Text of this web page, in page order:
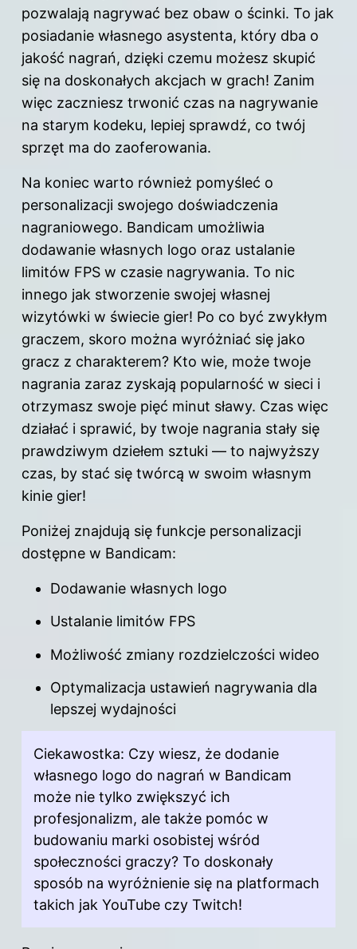
pozwalają nagrywać bez obaw o ścinki. To jak
posiadanie własnego asystenta, który dba o
jakość nagrań, dzięki czemu możesz skupić
się na doskonałych akcjach w grach! Zanim
więc zaczniesz trwonić czas na nagrywanie
na starym kodeku, lepiej sprawdź, co twój
sprzęt ma do zaoferowania.
Na koniec warto również pomyśleć o
personalizacji swojego doświadczenia
nagraniowego. Bandicam umożliwia
dodawanie własnych logo oraz ustalanie
limitów FPS w czasie nagrywania. To nic
innego jak stworzenie swojej własnej
wizytówki w świecie gier! Po co być zwykłym
graczem, skoro można wyróżniać się jako
gracz z charakterem? Kto wie, może twoje
nagrania zaraz zyskają popularność w sieci i
otrzymasz swoje pięć minut sławy. Czas więc
działać i sprawić, by twoje nagrania stały się
prawdziwym dziełem sztuki — to najwyższy
czas, by stać się twórcą w swoim własnym
kinie gier!
Poniżej znajdują się funkcje personalizacji
dostępne w Bandicam:
Dodawanie własnych logo
Ustalanie limitów FPS
Możliwość zmiany rozdzielczości wideo
Optymalizacja ustawień nagrywania dla
lepszej wydajności
Ciekawostka: Czy wiesz, że dodanie
własnego logo do nagrań w Bandicam
może nie tylko zwiększyć ich
profesjonalizm, ale także pomóc w
budowaniu marki osobistej wśród
społeczności graczy? To doskonały
sposób na wyróżnienie się na platformach
takich jak YouTube czy Twitch!